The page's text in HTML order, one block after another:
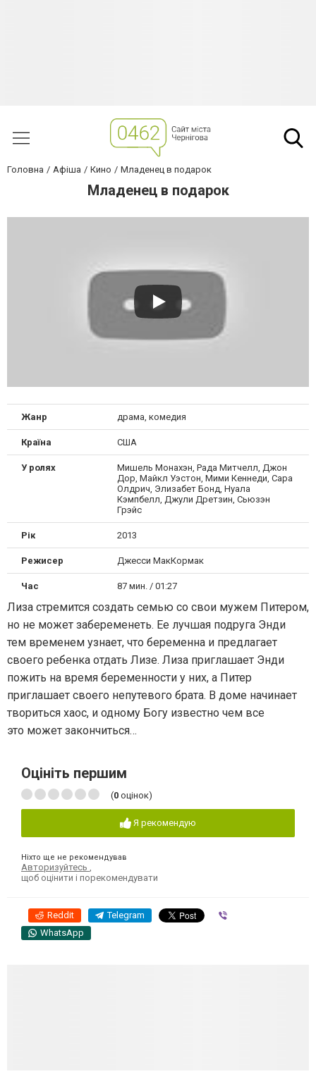
Головна Афіша Кино Младенец в подарок
Младенец в подарок
Жанр драма, комедия
Країна США
У ролях
Мишель Монахэн, Рада Митчелл, Джон
Дор, Майкл Уэстон, Мими Кеннеди, Сара
Олдрич, Элизабет Бонд, Нуала
Кэмпбелл, Джули Дретзин, Сьюзэн
Грэйс
Рік 2013
Режисер Джесси МакКормак
Час 87 мин. / 01:27
Лиза стремится создать семью со свои мужем Питером,
но не может забеременеть. Ее лучшая подруга Энди
тем временем узнает, что беременна и предлагает
своего ребенка отдать Лизе. Лиза приглашает Энди
пожить на время беременности у них, а Питер
приглашает своего непутевого брата. В доме начинает
твориться хаос, и одному Богу известно чем все
это может закончиться…
Оцініть першим
(0 оцінок)
Я рекомендую
Ніхто ще не рекомендував
Авторизуйтесь ,
щоб оцінити і порекомендувати
Reddit Telegram
WhatsApp